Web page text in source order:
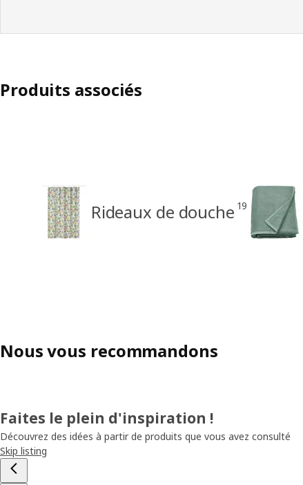
Produits associés
Rideaux de douche 19
Nous vous recommandons
Faites le plein d'inspiration !
Découvrez des idées à partir de produits que vous avez consulté
Skip listing